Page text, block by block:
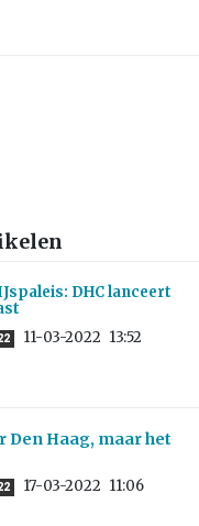
DHC lanceert
11-03-2022 13:52
Den Haag, maar het
17-03-2022 11:06